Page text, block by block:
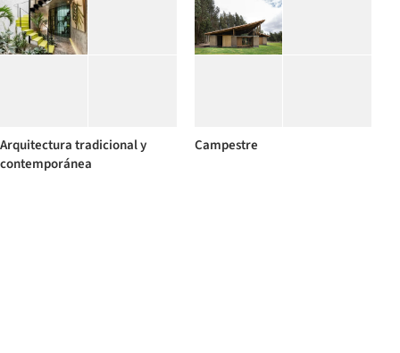
Arquitectura tradicional y
contemporánea
Campestre